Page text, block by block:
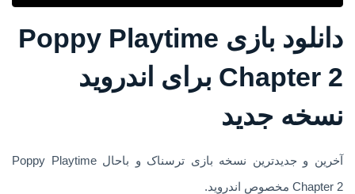
دانلود بازی Poppy Playtime
Chapter 2 برای اندروید
نسخه جدید
آخرین و جدیدترین نسخه بازی ترسناک و باحال Poppy Playtime
Chapter 2 مخصوص اندروید.